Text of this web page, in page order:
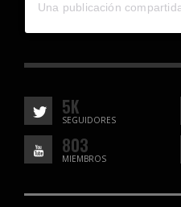
5K
SEGUIDORES
803
MIEMBROS